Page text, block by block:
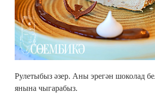
Рулетыбыз әзер. Аны эрегән шоколад
янына чыгарабыз.